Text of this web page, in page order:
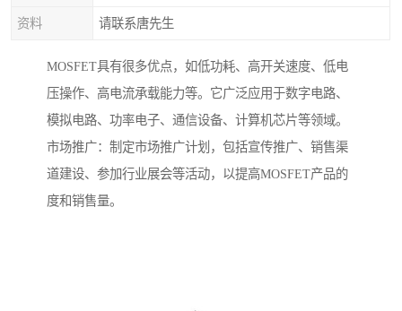
资料 请联系唐先生
MOSFET具有很多优点，如低功耗、高开关速度、低电
压操作、高电流承载能力等。它广泛应用于数字电路、
模拟电路、功率电子、通信设备、计算机芯片等领域。
市场推广：制定市场推广计划，包括宣传推广、销售渠
道建设、参加行业展会等活动，以提高MOSFET产品的
度和销售量。